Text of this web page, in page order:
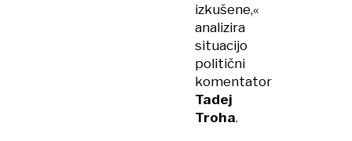
izkušene,«
analizira
situacijo
politični
komentator
Tadej
Troha.